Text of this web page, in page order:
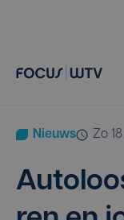
Nieuws zo